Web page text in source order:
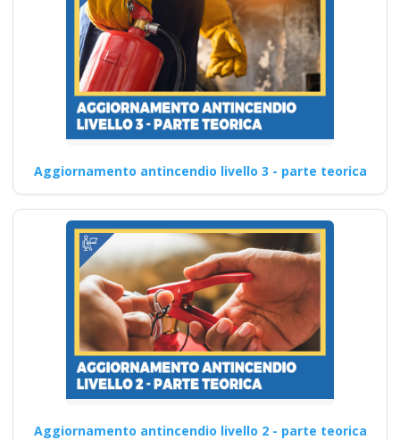
Aggiornamento antincendio livello 3 - parte teorica
Aggiornamento antincendio livello 2 - parte teorica